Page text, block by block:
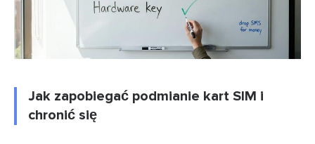
Jak zapobiegać podmianie kart SIM i
chronić się